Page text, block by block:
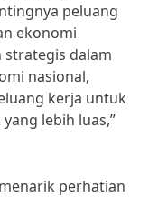
peluang
ekonomi
strategis dalam
nasional,
kerja untuk
lebih luas,”
perhatian